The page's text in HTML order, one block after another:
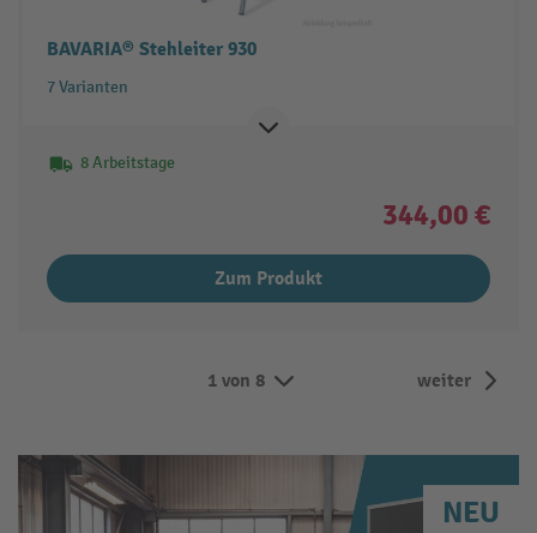
BAVARIA® Stehleiter 930
7 Varianten
8 Arbeitstage
344,00 €
Zum Produkt
1 von 8 weiter
NEU